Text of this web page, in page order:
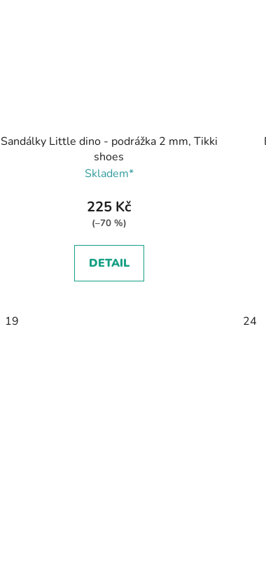
Sandálky Little dino - podrážka 2 mm, Tikki
shoes
Skladem*
225 Kč
(–70 %)
DETAIL
19 24